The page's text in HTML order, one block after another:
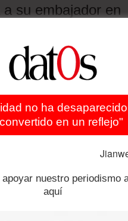
su embajador en
rechazo a los
Lula
no ha
en un reflejo"
nuestro periodismo
aquí